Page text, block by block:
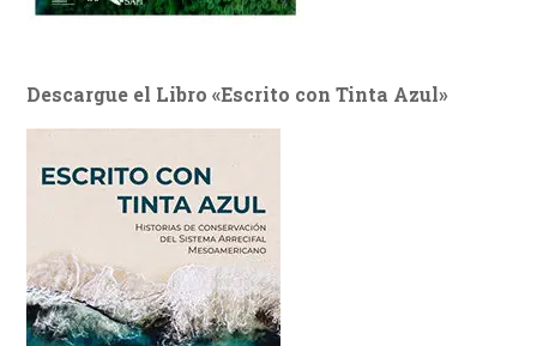
Descargue el Libro «Escrito con Tinta Azul»